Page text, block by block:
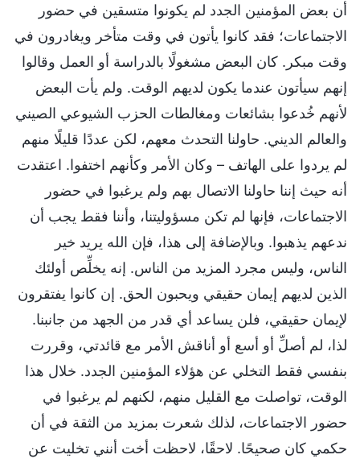
أن بعض المؤمنين الجدد لم يكونوا متسقين في حضور
الاجتماعات؛ فقد كانوا يأتون في وقت متأخر ويغادرون في
وقت مبكر. كان البعض مشغولًا بالدراسة أو العمل وقالوا
إنهم سيأتون عندما يكون لديهم الوقت. ولم يأت البعض
لأنهم خُدعوا بشائعات ومغالطات الحزب الشيوعي الصيني
والعالم الديني. حاولنا التحدث معهم، لكن عددًا قليلًا منهم
لم يردوا على الهاتف – وكان الأمر وكأنهم اختفوا. اعتقدت
أنه حيث إننا حاولنا الاتصال بهم ولم يرغبوا في حضور
الاجتماعات، فإنها لم تكن مسؤوليتنا، وأننا فقط يجب أن
ندعهم يذهبوا. وبالإضافة إلى هذا، فإن الله يريد خير
الناس، وليس مجرد المزيد من الناس. إنه يخلِّص أولئك
الذين لديهم إيمان حقيقي ويحبون الحق. إن كانوا يفتقرون
لإيمان حقيقي، فلن يساعد أي قدر من الجهد من جانبنا.
لذا، لم أصلِّ أو أسع أو أناقش الأمر مع قائدتي، وقررت
بنفسي فقط التخلي عن هؤلاء المؤمنين الجدد. خلال هذا
الوقت، تواصلت مع القليل منهم، لكنهم لم يرغبوا في
حضور الاجتماعات، لذلك شعرت بمزيد من الثقة في أن
حكمي كان صحيحًا. لاحقًا، لاحظت أخت أنني تخليت عن